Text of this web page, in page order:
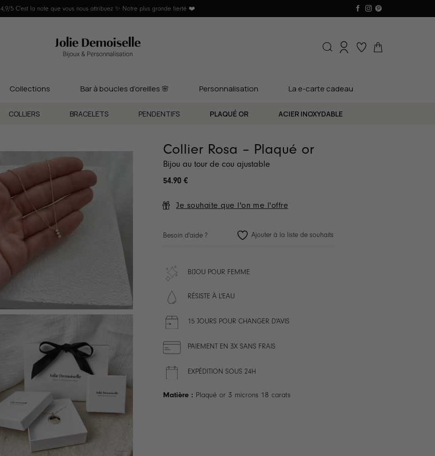
4,9/5 C'est la note que vous nous attribuez ✨ Notre plus grande fierté ❤️
Collections Bar à boucles d’oreilles 🌸 Personnalisation La e-carte cadeau
COLLIERS BRACELETS PENDENTIFS PLAQUÉ OR ACIER INOXYDABLE
Collier Rosa – Plaqué or
Bijou au tour de cou ajustable
54.90 €
Je souhaite que l'on me l'offre
Besoin d'aide ? Ajouter à la liste de souhaits
BIJOU POUR FEMME
RÉSISTE À L'EAU
15 JOURS POUR CHANGER D'AVIS
PAIEMENT EN 3X SANS FRAIS
EXPÉDITION SOUS 24H
Matière : Plaqué or 3 microns 18 carats